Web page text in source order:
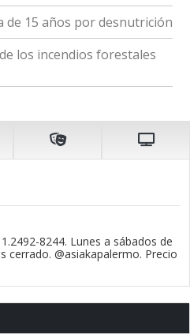
de 15 años por desnutrición
los incendios forestales
8244. Lunes a sábados de
cerrado. @asiakapalermo. Precio